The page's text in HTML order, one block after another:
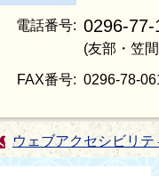
電話番号: 0296-77-
(友部・笠
FAX番号: 0296-78-
ウェブアクセシビリテ